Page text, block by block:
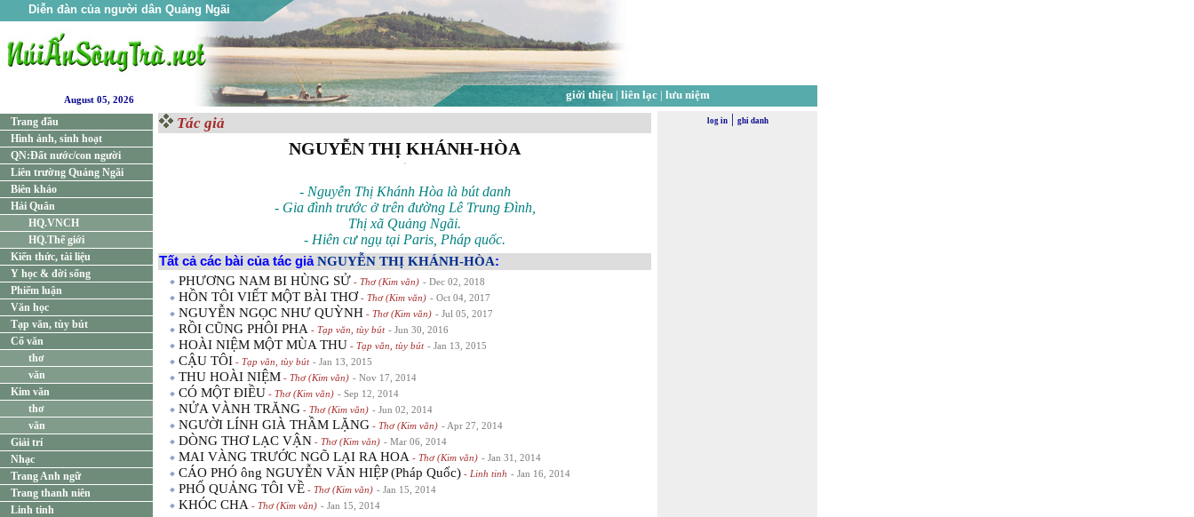
Diễn đàn của người dân Quảng Ngãi
giới thiệu| liên lạc| lưu niệm
August 05, 2026
Trang đầu
Hình ảnh, sinh hoạt
QN:Đất nước/con người
Liên trường Quảng Ngãi
Biên khảo
Hải Quân
HQ.VNCH
HQ.Thế giới
Kiến thức, tài liệu
Y học & đời sống
Phiếm luận
Văn học
Tạp văn, tùy bút
Cổ văn
thơ
văn
Kim văn
thơ
văn
Giải trí
Nhạc
Trang Anh ngữ
Trang thanh niên
Linh tinh
Tác giả
NGUYỄN THỊ KHÁNH-HÒA
- Nguyễn Thị Khánh Hòa là bút danh
- Gia đình trước ở trên đường Lê Trung Đình,
Thị xã Quảng Ngãi.
- Hiên cư ngụ tại Paris, Pháp quốc.
Tất cả các bài của tác giảNGUYỄN THỊ KHÁNH-HÒA:
PHƯƠNG NAM BI HÙNG SỬ - Thơ (Kim văn) - Dec 02, 2018
HỒN TÔI VIẾT MỘT BÀI THƠ - Thơ (Kim văn) - Oct 04, 2017
NGUYỄN NGỌC NHƯ QUỲNH - Thơ (Kim văn) - Jul 05, 2017
RỒI CŨNG PHÔI PHA - Tạp văn, tùy bút - Jun 30, 2016
HOÀI NIỆM MỘT MÙA THU - Tạp văn, tùy bút - Jan 13, 2015
CẬU TÔI - Tạp văn, tùy bút - Jan 13, 2015
THU HOÀI NIỆM - Thơ (Kim văn) - Nov 17, 2014
CÓ MỘT ĐIỀU - Thơ (Kim văn) - Sep 12, 2014
NỬA VÀNH TRĂNG - Thơ (Kim văn) - Jun 02, 2014
NGƯỜI LÍNH GIÀ THẦM LẶNG - Thơ (Kim văn) - Apr 27, 2014
DÒNG THƠ LẠC VẬN - Thơ (Kim văn) - Mar 06, 2014
MAI VÀNG TRƯỚC NGÕ LẠI RA HOA - Thơ (Kim văn) - Jan 31, 2014
CÁO PHÓ ông NGUYỄN VĂN HIỆP (Pháp Quốc) - Linh tinh - Jan 16, 2014
PHỐ QUẢNG TÔI VỀ - Thơ (Kim văn) - Jan 15, 2014
KHÓC CHA - Thơ (Kim văn) - Jan 15, 2014
log in| ghi danh